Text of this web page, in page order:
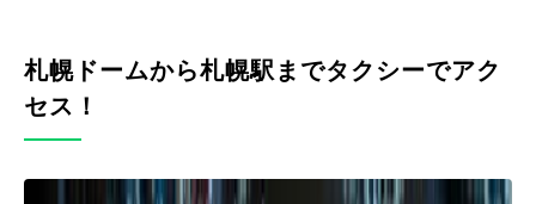
札幌ドームから札幌駅までタクシーでアク
セス！